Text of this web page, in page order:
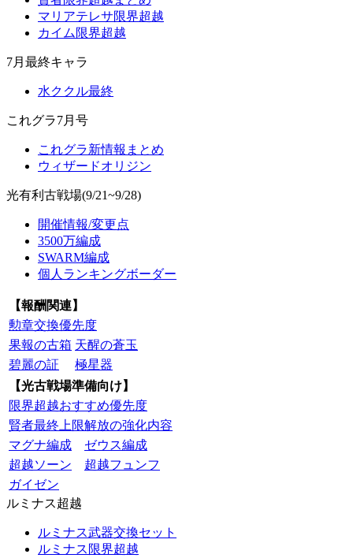
マリアテレサ限界超越
カイム限界超越
7月最終キャラ
水ククル最終
これグラ7月号
これグラ新情報まとめ
ウィザードオリジン
光有利古戦場(9/21~9/28)
開催情報/変更点
3500万編成
SWARM編成
個人ランキングボーダー
【報酬関連】
勲章交換優先度
果報の古箱 天醒の蒼玉
碧麗の証
極星器
【光古戦場準備向け】
限界超越おすすめ優先度
賢者最終上限解放の強化内容
マグナ編成
ゼウス編成
超越ソーン
超越フュンフ
ガイゼン
ルミナス超越
ルミナス武器交換セット
ルミナス限界超越